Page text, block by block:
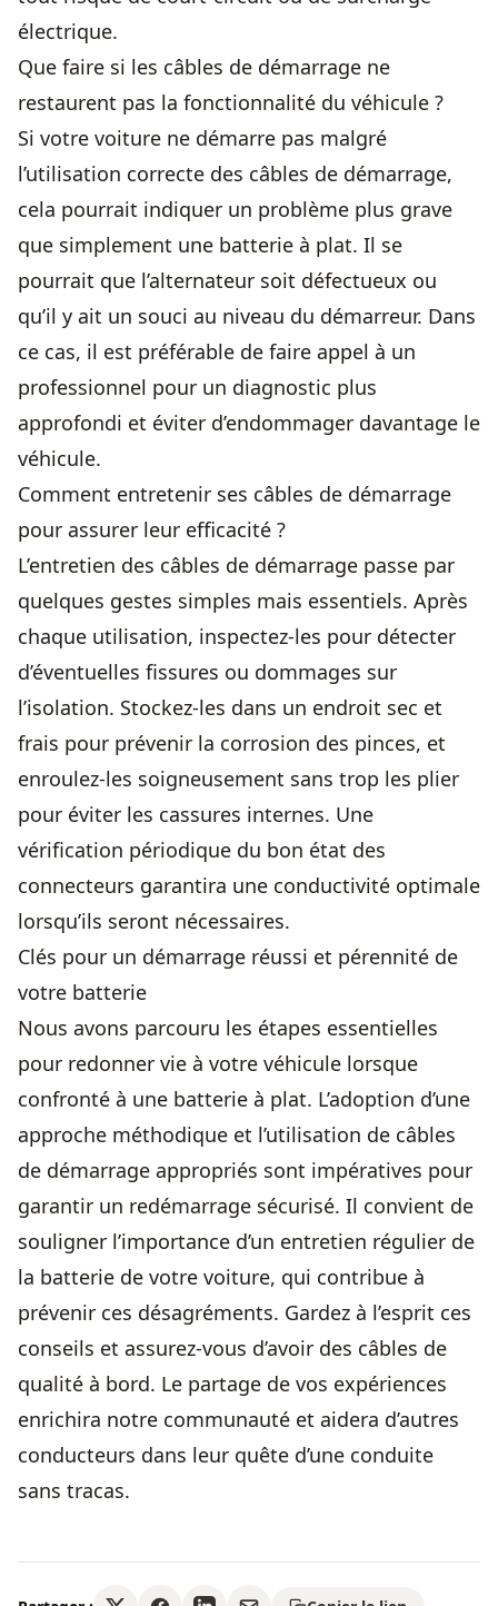
électrique.
Que faire si les câbles de démarrage ne
restaurent pas la fonctionnalité du véhicule ?
Si votre voiture ne démarre pas malgré
l’utilisation correcte des câbles de démarrage,
cela pourrait indiquer un problème plus grave
que simplement une batterie à plat. Il se
pourrait que l’alternateur soit défectueux ou
qu’il y ait un souci au niveau du démarreur. Dans
ce cas, il est préférable de faire appel à un
professionnel pour un diagnostic plus
approfondi et éviter d’endommager davantage le
véhicule.
Comment entretenir ses câbles de démarrage
pour assurer leur efficacité ?
L’entretien des câbles de démarrage passe par
quelques gestes simples mais essentiels. Après
chaque utilisation, inspectez-les pour détecter
d’éventuelles fissures ou dommages sur
l’isolation. Stockez-les dans un endroit sec et
frais pour prévenir la corrosion des pinces, et
enroulez-les soigneusement sans trop les plier
pour éviter les cassures internes. Une
vérification périodique du bon état des
connecteurs garantira une conductivité optimale
lorsqu’ils seront nécessaires.
Clés pour un démarrage réussi et pérennité de
votre batterie
Nous avons parcouru les étapes essentielles
pour redonner vie à votre véhicule lorsque
confronté à une batterie à plat. L’adoption d’une
approche méthodique et l’utilisation de câbles
de démarrage appropriés sont impératives pour
garantir un redémarrage sécurisé. Il convient de
souligner l’importance d’un entretien régulier de
la batterie de votre voiture, qui contribue à
prévenir ces désagréments. Gardez à l’esprit ces
conseils et assurez-vous d’avoir des câbles de
qualité à bord. Le partage de vos expériences
enrichira notre communauté et aidera d’autres
conducteurs dans leur quête d’une conduite
sans tracas.